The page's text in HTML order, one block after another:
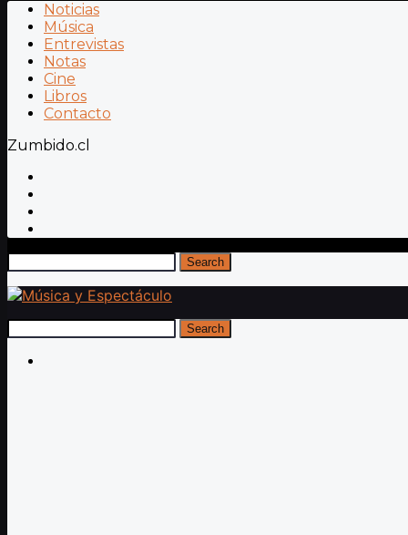
Noticias
Música
Entrevistas
Notas
Cine
Libros
Contacto
Zumbido.cl
Search
Search